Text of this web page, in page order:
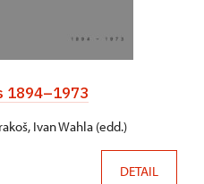
1894–1973
Ivan Wahla (edd.)
DETAIL